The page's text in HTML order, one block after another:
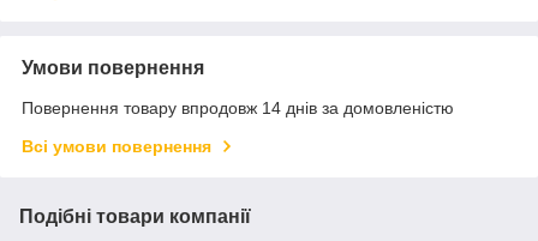
Умови повернення
Повернення товару впродовж 14 днів за домовленістю
Всі умови повернення
Подібні товари компанії